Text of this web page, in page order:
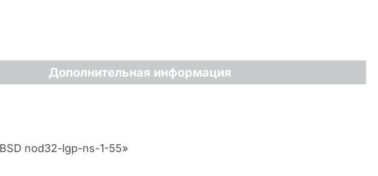
Дополнительная информация
nod32-lgp-ns-1-55»